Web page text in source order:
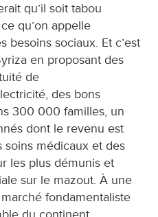
qu’il soit tabou
qu’on appelle
besoins sociaux. Et c’est
en proposant des
de
des bons
300 000 familles, un
dont le revenu est
médicaux et des
les plus démunis et
sur le mazout. À une
fondamentaliste